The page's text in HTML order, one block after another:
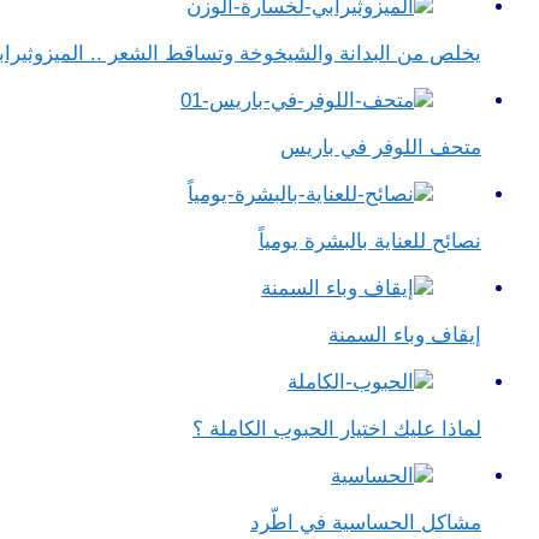
يخلص من البدانة والشيخوخة وتساقط الشعر ..
متحف اللوفر في باريس
نصائح للعناية بالبشرة يومياً
إيقاف وباء السمنة
لماذا عليك اختيار الحبوب الكاملة ؟
مشاكل الحساسية في اطّرد